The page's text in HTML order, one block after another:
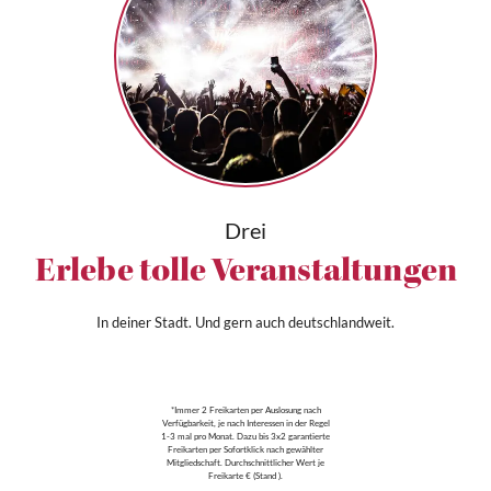
Drei
Erlebe tolle Veranstaltungen
In deiner Stadt. Und gern auch deutschlandweit.
*Immer 2 Freikarten per Auslosung nach
Verfügbarkeit, je nach Interessen in der Regel
1-3 mal pro Monat. Dazu bis 3x2 garantierte
Freikarten per Sofortklick nach gewählter
Mitgliedschaft. Durchschnittlicher Wert je
Freikarte € (Stand ).